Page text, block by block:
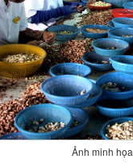
Ảnh minh họa